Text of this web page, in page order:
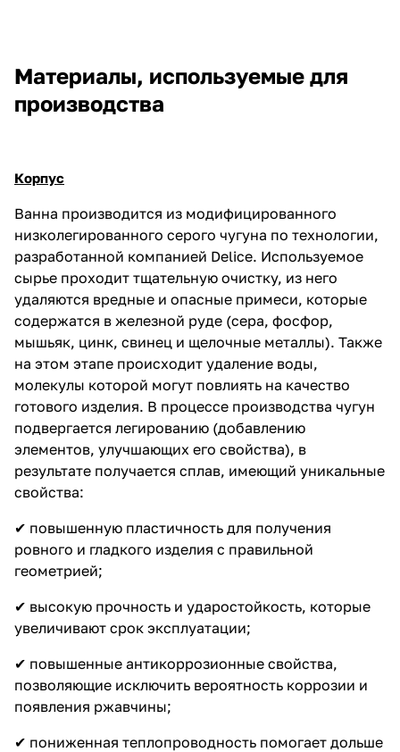
Материалы, используемые для
производства
Корпус
Ванна производится из модифицированного
низколегированного серого чугуна по технологии,
разработанной компанией Delice. Используемое
сырье проходит тщательную очистку, из него
удаляются вредные и опасные примеси, которые
содержатся в железной руде (сера, фосфор,
мышьяк, цинк, свинец и щелочные металлы). Также
на этом этапе происходит удаление воды,
молекулы которой могут повлиять на качество
готового изделия. В процессе производства чугун
подвергается легированию (добавлению
элементов, улучшающих его свойства), в
результате получается сплав, имеющий уникальные
свойства:
✔ повышенную пластичность для получения
ровного и гладкого изделия с правильной
геометрией;
✔ высокую прочность и ударостойкость, которые
увеличивают срок эксплуатации;
✔ повышенные антикоррозионные свойства,
позволяющие исключить вероятность коррозии и
появления ржавчины;
✔ пониженная теплопроводность помогает дольше